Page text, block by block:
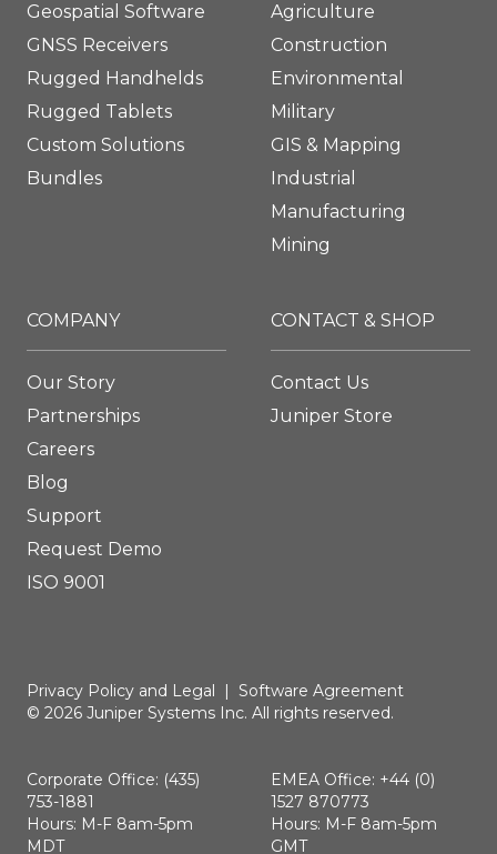
Geospatial Software
GNSS Receivers
Rugged Handhelds
Rugged Tablets
Custom Solutions
Bundles
Agriculture
Construction
Environmental
Military
GIS & Mapping
Industrial
Manufacturing
Mining
COMPANY
Our Story
Partnerships
Careers
Blog
Support
Request Demo
ISO 9001
CONTACT & SHOP
Contact Us
Juniper Store
Privacy Policy and Legal | Software Agreement
© 2026 Juniper Systems Inc. All rights reserved.
Corporate Office: (435)
753-1881
Hours: M-F 8am-5pm
MDT
EMEA Office: +44 (0)
1527 870773
Hours: M-F 8am-5pm
GMT